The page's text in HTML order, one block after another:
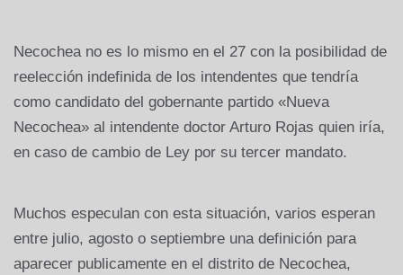
Necochea no es lo mismo en el 27 con la posibilidad de
reelección indefinida de los intendentes que tendría
como candidato del gobernante partido «Nueva
Necochea» al intendente doctor Arturo Rojas quien iría,
en caso de cambio de Ley por su tercer mandato.
Muchos especulan con esta situación, varios esperan
entre julio, agosto o septiembre una definición para
aparecer publicamente en el distrito de Necochea,